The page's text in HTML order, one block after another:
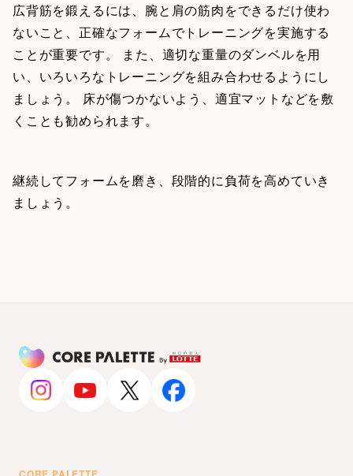
広背筋を鍛えるには、腕と肩の筋肉をできるだけ使わ
ないこと、正確なフォームでトレーニングを実施する
ことが重要です。 また、適切な重量のダンベルを用
い、いろいろなトレーニングを組み合わせるようにし
ましょう。 床が傷つかないよう、適宜マットなどを敷
くことも勧められます。
継続してフォームを磨き、段階的に負荷を高めていき
ましょう。